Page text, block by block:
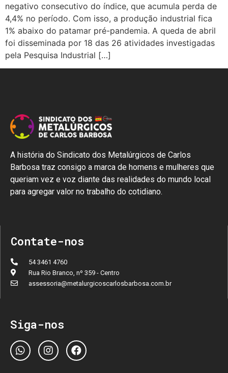
negativo consecutivo do índice, que acumula perda de
4,4% no período. Com isso, a produção industrial fica
1% abaixo do patamar pré-pandemia. A queda de abril
foi disseminada por 18 das 26 atividades investigadas
pela Pesquisa Industrial […]
A história do Sindicato dos Metalúrgicos de Carlos
Barbosa traz consigo a marca de homens e mulheres que
queriam vez e voz diante das realidades do mundo local
para agregar valor no trabalho do cotidiano.
Contate-nos
54 3461 4760
Rua Rio Branco, nº 359 - Centro
assessoria@metalurgicoscarlosbarbosa.com.br
Siga-nos